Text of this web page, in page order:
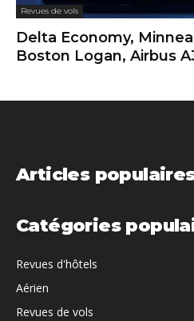
Revues de vols
Delta Economy,
Boston Logan, Airbus
Articles
Catégories
Revues d'hôtels
Aérien
Revues de vols